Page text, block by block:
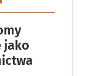
jako